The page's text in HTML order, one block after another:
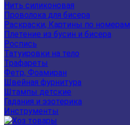
Нить силиконовая
Проволока для бисера
Раскраски, Картины по номерам
Плетение из бусин и бисера
Роспись
Татуировки на тело
Трафареты
Фетр, Фоамиран
Швейная фурнитура
Штампы детские
Гадания и эзотерика
Инструменты